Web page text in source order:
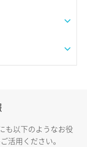
も以下のようなお役
活用ください。